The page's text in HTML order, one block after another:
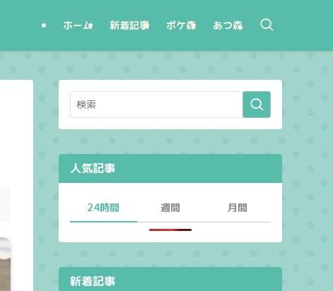
ホーム 新着記事 ポケ森 あつ森
人気記事
24時間 週間 月間
新着記事